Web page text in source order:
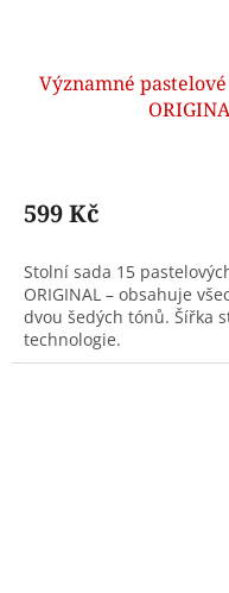
Významné pastelové
599 Kč
Stolní sada 15
ORIGINAL – obsahuje
dvou šedých tónů. Šířka
technologie.